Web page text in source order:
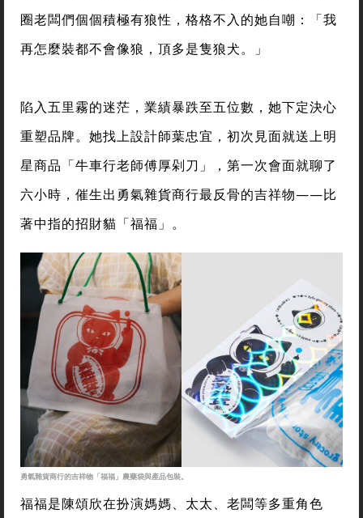
圈老闆們個個積極有狼性，格格不入的她自嘲：「我
再怎麼裝都不會像狼，頂多是隻狼犬。」
陷入五里霧的迷茫，業績暴跌至五位數，她下定決心
重塑品牌。她找上設計師葉忠宜，初次見面就送上明
星商品「牛車行老師傅厚剁刀」，第一次會面就聊了
六小時，催生出勇氣雜貨商行最反骨的吉祥物——比
著中指的招財貓「福福」。
勇氣雜貨商行的吉祥物「福福」農藥袋與產品包裝。
福福是陳頌欣在扮演媽媽、太太、老闆等多重角色